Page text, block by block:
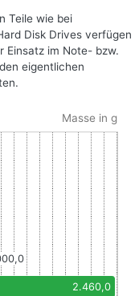
Teile wie bei
Disk Drives verfügen
Einsatz im Note- bzw.
eigentlichen
Masse in g
2.460,0